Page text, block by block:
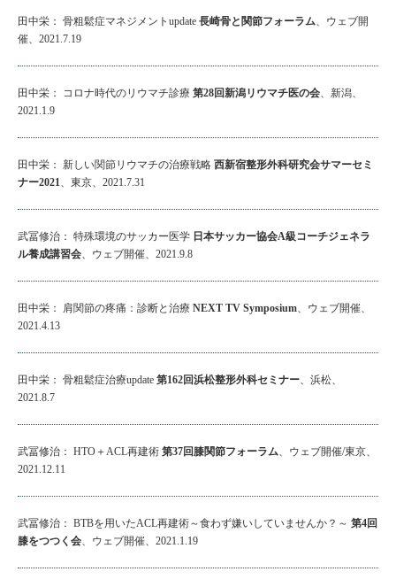
田中栄： 骨粗鬆症マネジメントupdate 長崎骨と関節フォーラム、ウェブ開
催、2021.7.19
田中栄： コロナ時代のリウマチ診療 第28回新潟リウマチ医の会、新潟、
2021.1.9
田中栄： 新しい関節リウマチの治療戦略 西新宿整形外科研究会サマーセミ
ナー2021、東京、2021.7.31
武冨修治： 特殊環境のサッカー医学 日本サッカー協会A級コーチジェネラ
ル養成講習会、ウェブ開催、2021.9.8
田中栄： 肩関節の疼痛：診断と治療 NEXT TV Symposium、ウェブ開催、
2021.4.13
田中栄： 骨粗鬆症治療update 第162回浜松整形外科セミナー、浜松、
2021.8.7
武冨修治： HTO＋ACL再建術 第37回膝関節フォーラム、ウェブ開催/東京、
2021.12.11
武冨修治： BTBを用いたACL再建術～食わず嫌いしていませんか？～ 第4回
膝をつつく会、ウェブ開催、2021.1.19